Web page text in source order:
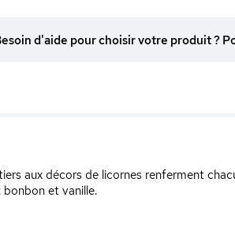
d'aide pour choisir votre produit ?
aux décors de licornes renferment
et vanille.